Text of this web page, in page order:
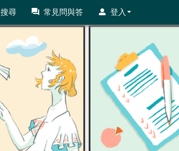
搜尋 常見問與答 登入